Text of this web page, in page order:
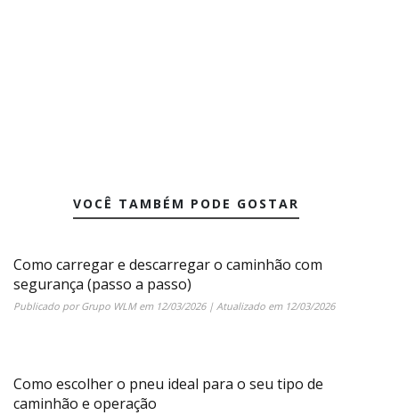
VOCÊ TAMBÉM PODE GOSTAR
Como carregar e descarregar o caminhão com
segurança (passo a passo)
Publicado porGrupo WLMem 12/03/2026| Atualizado em 12/03/2026
Como escolher o pneu ideal para o seu tipo de
caminhão e operação